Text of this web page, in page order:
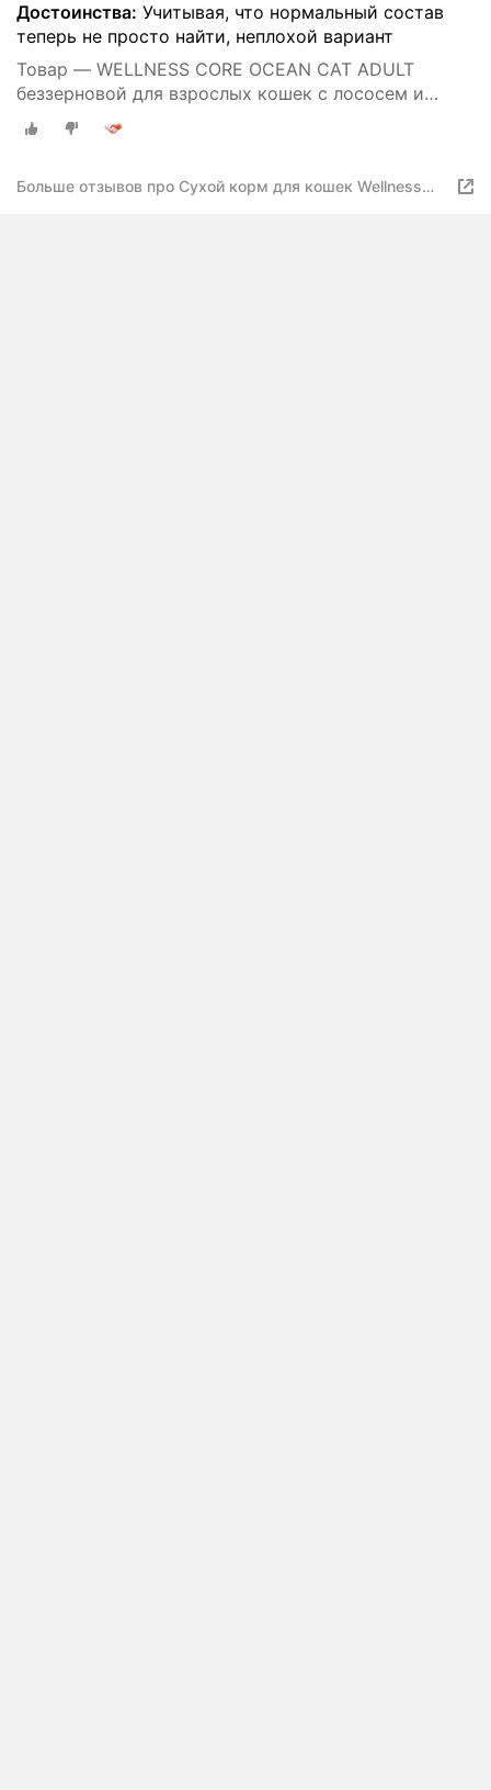
Достоинства: Учитывая, что нормальный состав
теперь не просто найти, неплохой вариант
Товар — WELLNESS CORE OCEAN CAT ADULT
беззерновой для взрослых кошек с лососем и
тунцом (4 кг)
Больше отзывов про Сухой корм для кошек Wellness